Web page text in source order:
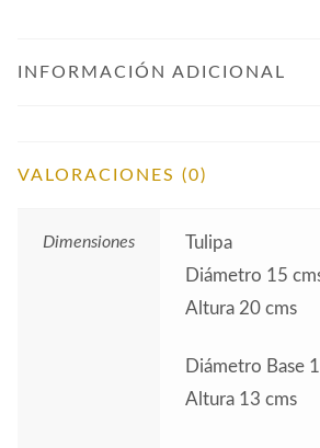
INFORMACIÓN ADICIONAL
VALORACIONES (0)
Dimensiones
Tulipa
Diámetro 15
Altura 20 cms
Diámetro Base
Altura 13 cms